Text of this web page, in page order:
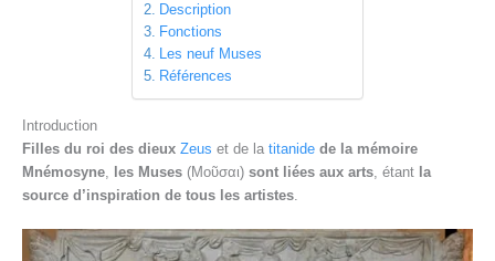
Description
Fonctions
Les neuf Muses
Références
Introduction
Filles du roi des dieux Zeus et de la titanide de la mémoire
Mnémosyne
les Muses (Μοῦσαι) sont liées aux arts , étant la
source d’inspiration de tous les artistes